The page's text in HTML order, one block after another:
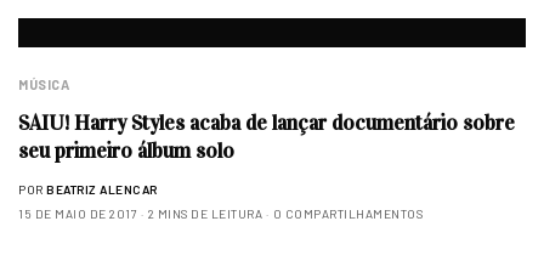
MÚSICA
SAIU! Harry Styles acaba de lançar documentário sobre
seu primeiro álbum solo
POR BEATRIZ ALENCAR
15 DE MAIO DE 2017
2 MINS DE LEITURA 0 COMPARTILHAMENTOS